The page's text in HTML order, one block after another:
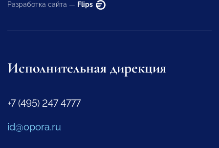
Разработка сайта — Flips
Исполнительная дирекция
+7 (495) 247 4777
id@opora.ru